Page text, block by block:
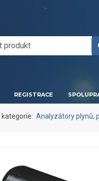
REGISTRACE
Analyzátory plynů,